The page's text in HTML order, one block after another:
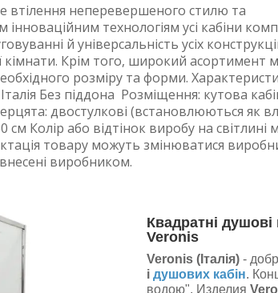
неперевершеного стилю та
технологіям усі кабіни
й універсальність усіх
кімнати. Крім того, широкий
розміру та форми.
Без піддона Розміщення: кутова
двостулкові (встановлюються як
Колір або відтінок виробу на світлині
товару можуть змінюватися
виробником.
Квадратні душові
Veronis
Veronis (Італія) -
і душових кабін.
водою". Изделия